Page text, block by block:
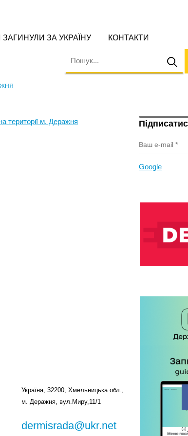
ЗАГИНУЛИ ЗА УКРАЇНУ КОНТАКТИ
Google
території м. Деражня
Україна, 32200, Хмельницька обл.,
м. Деражня, вул.Миру,11/1
dermisrada@ukr.net
©